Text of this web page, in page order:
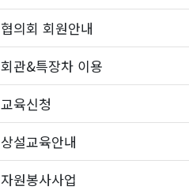
협의회 회원안내
회관&특장차 이용
교육신청
상설교육안내
자원봉사사업